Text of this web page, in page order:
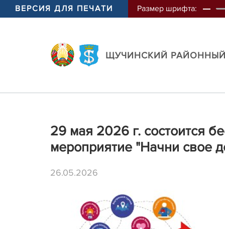
ВЕРСИЯ ДЛЯ ПЕЧАТИ Размер шрифта:
ЩУЧИНСКИЙ
29 мая 2026 г. состоится
мероприятие "Начни свое
26.05.2026